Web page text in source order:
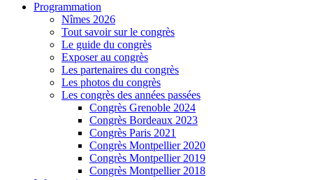
Programmation
Nîmes 2026
Tout savoir sur le congrès
Le guide du congrès
Exposer au congrès
Les partenaires du congrès
Les photos du congrès
Les congrès des années passées
Congrès Grenoble 2024
Congrès Bordeaux 2023
Congrès Paris 2021
Congrès Montpellier 2020
Congrès Montpellier 2019
Congrès Montpellier 2018